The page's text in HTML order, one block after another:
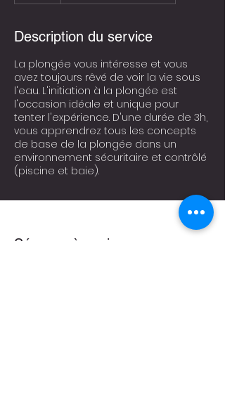
Description du service
La plongée vous intéresse et vous
avez toujours rêvé de voir la vie sous
l'eau. L'initiation à la plongée est
l'occasion idéale et unique pour
tenter l'expérience. D'une durée de 3h,
vous apprendrez tous les concepts
de base de la plongée dans un
environnement sécuritaire et contrôlé
(piscine et baie).
Séances à venir